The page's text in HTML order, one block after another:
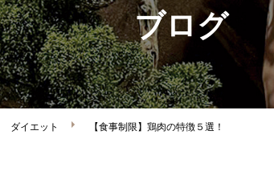
ブログ
ダイエット 【食事制限】鶏肉の特徴５選！